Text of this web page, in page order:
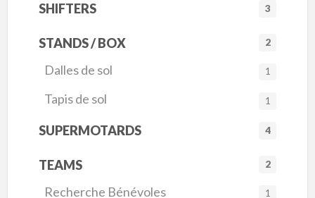
SHIFTERS 3
STANDS / BOX 2
Dalles de sol 1
Tapis de sol 1
SUPERMOTARDS 4
TEAMS 2
Recherche Bénévoles 1